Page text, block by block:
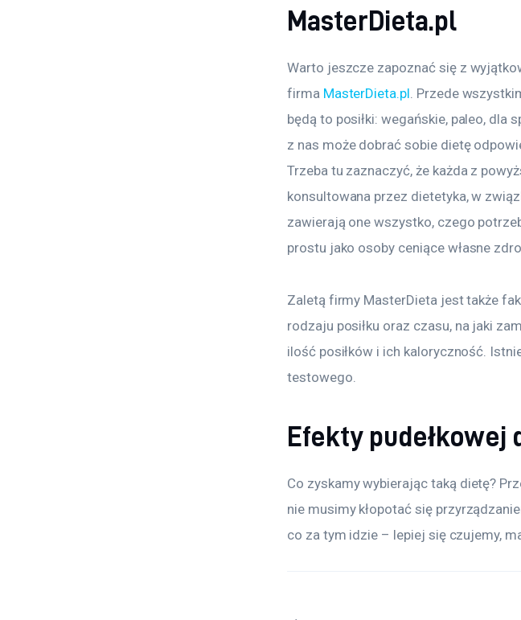
MasterDieta.pl
Warto jeszcze zapoznać się z
firma MasterDieta.pl. Przede
będą to posiłki: wegańskie, paleo, dla
z nas może dobrać sobie dietę
Trzeba tu zaznaczyć, że każda z
konsultowana przez dietetyka, w
zawierają one wszystko, czego
prostu jako osoby ceniące własne
Zaletą firmy MasterDieta jest także
rodzaju posiłku oraz czasu, na jaki
ilość posiłków i ich kaloryczność.
testowego.
Efekty pudełkowej
Co zyskamy wybierając taką dietę?
nie musimy kłopotać się
co za tym idzie – lepiej się czujemy,